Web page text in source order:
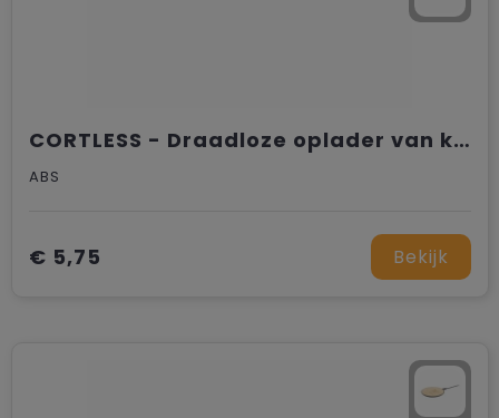
CORTLESS - Draadloze oplader van kurk 15W
ABS
€ 5,75 Bekijk